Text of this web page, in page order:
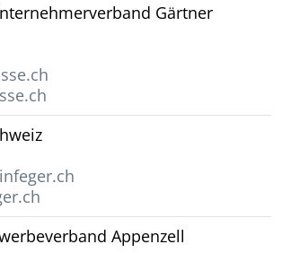
Gärtner
Appenzell